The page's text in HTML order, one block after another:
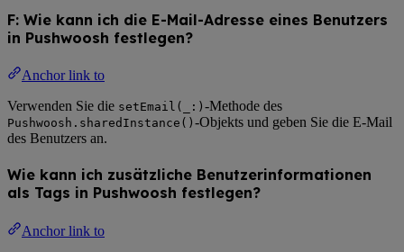
F: Wie kann ich die E-Mail-Adresse eines Benutzers
in Pushwoosh festlegen?
Anchor link to
Verwenden Sie die setEmail(_:) -Methode des
Pushwoosh.sharedInstance() -Objekts und geben Sie die E-Mail
des Benutzers an.
Wie kann ich zusätzliche Benutzerinformationen
als Tags in Pushwoosh festlegen?
Anchor link to